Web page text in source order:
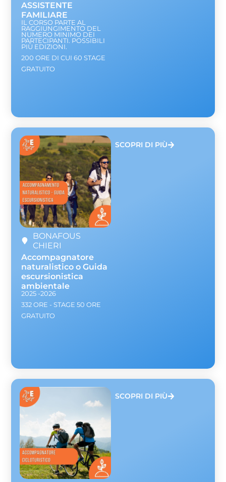
ASSISTENTE
FAMILIARE
IL CORSO PARTE AL
RAGGIUNGIMENTO DEL
NUMERO MINIMO DEI
PARTECIPANTI. POSSIBILI
PIÙ EDIZIONI.
200 ORE DI CUI 60 STAGE
GRATUITO
BONAFOUS
CHIERI
Accompagnatore
naturalistico o Guida
escursionistica
ambientale
2025 -2026
332 ORE - STAGE 50 ORE
GRATUITO
SCOPRI DI PIÙ
SCOPRI DI PIÙ